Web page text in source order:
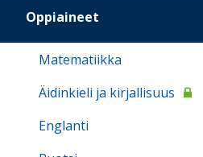
Oppiaineet
Matematiikka
Äidinkieli ja kirjallisuus
Englanti